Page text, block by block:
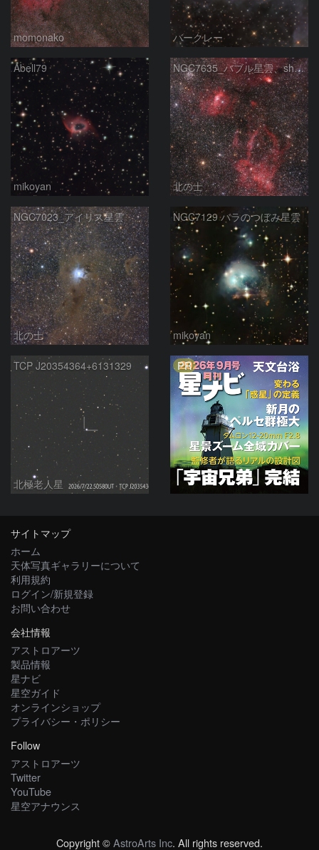
momonako バークレー
Abell79
mikoyan
NGC7635_バブル星雲、sh2-157_くわがた星雲
北の士
NGC7023_アイリス星雲
北の士
NGC7129 バラのつぼみ星雲
mikoyan
TCP J20354364+6131329
北極老人星
PR
サイトマップ
ホーム
天体写真ギャラリーについて
利用規約
ログイン/新規登録
お問い合わせ
会社情報
アストロアーツ
製品情報
星ナビ
星空ガイド
オンラインショップ
プライバシー・ポリシー
Follow
アストロアーツ
Twitter
YouTube
星空アナウンス
Copyright ©AstroArts Inc. All rights reserved.